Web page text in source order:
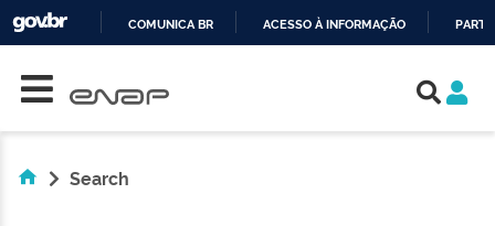
COMUNICA BR ACESSO À INFORMAÇÃO
Search